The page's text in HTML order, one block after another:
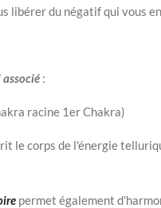
libérer du négatif qui vous
:
racine 1er Chakra)
le corps de l'énergie
permet également